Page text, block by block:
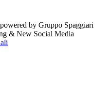
by Gruppo Spaggiari
& New Social Media